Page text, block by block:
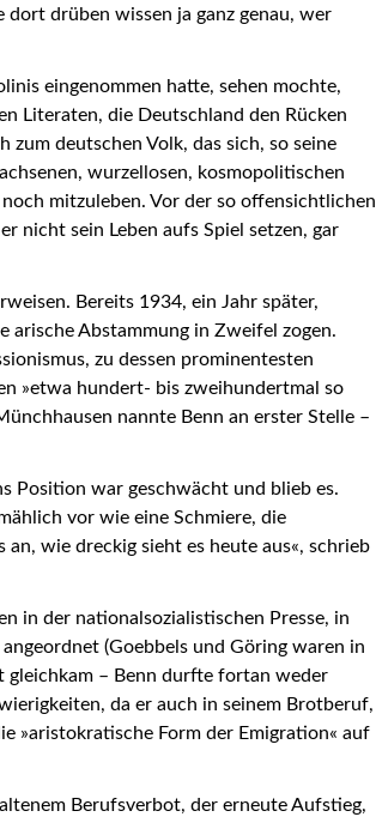
drüben wissen ja ganz genau, wer
eingenommen hatte, sehen mochte,
Literaten, die Deutschland den Rücken
deutschen Volk, das sich, so seine
wurzellosen, kosmopolitischen
mitzuleben. Vor der so offensichtlichen
nicht sein Leben aufs Spiel setzen, gar
Bereits 1934, ein Jahr später,
arische Abstammung in Zweifel zogen.
zu dessen prominentesten
»etwa hundert- bis zweihundertmal so
nannte Benn an erster Stelle –
Position war geschwächt und blieb es.
vor wie eine Schmiere, die
wie dreckig sieht es heute aus«, schrieb
in der nationalsozialistischen Presse, in
(Goebbels und Göring waren in
gleichkam – Benn durfte fortan weder
da er auch in seinem Brotberuf,
»aristokratische Form der Emigration« auf
Berufsverbot, der erneute Aufstieg,